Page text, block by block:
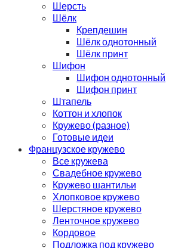
Шерсть
Шёлк
Крепдешин
Шёлк однотонный
Шёлк принт
Шифон
Шифон однотонный
Шифон принт
Штапель
Коттон и хлопок
Кружево (разное)
Готовые идеи
Французское кружево
Все кружева
Свадебное кружево
Кружево шантильи
Хлопковое кружево
Шерстяное кружево
Ленточное кружево
Кордовое
Подложка под кружево